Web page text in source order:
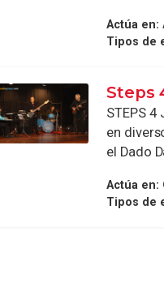
Actúa en:
Tipos de
Steps
STEPS
en
el Dado
Actúa en:
Tipos de